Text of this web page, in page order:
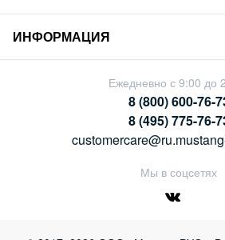
Философия
Устойчивое развитие
Сотрудничество
Новая коллекция
Гид по мужскому дениму
Гид по женскому дениму
ИНФОРМАЦИЯ
Условия продажи
Политика конфиденциальности
Ежедневно с 9:00 до
8 (800) 600-76-
8 (495) 775-76-
Мы в соцсетях